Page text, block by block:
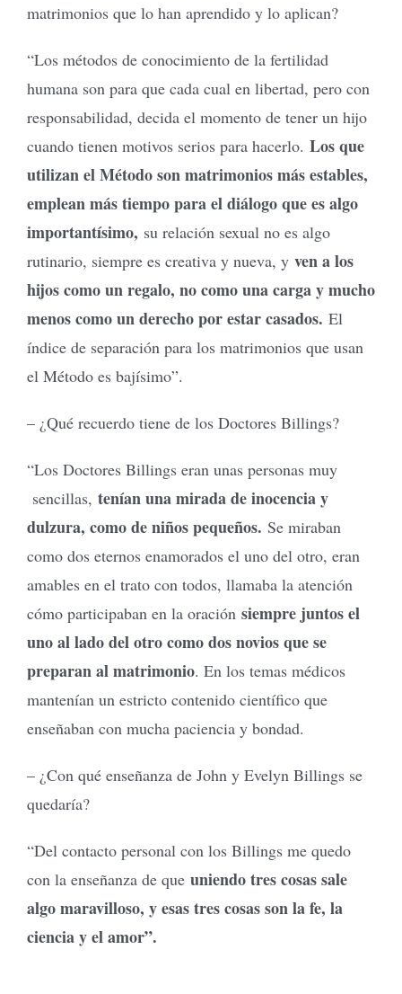
matrimonios que lo han aprendido y lo aplican?
“Los métodos de conocimiento de la fertilidad
humana son para que cada cual en libertad, pero con
responsabilidad, decida el momento de tener un hijo
cuando tienen motivos serios para hacerlo. Los que
utilizan el Método son matrimonios más estables,
emplean más tiempo para el diálogo que es algo
importantísimo, su relación sexual no es algo
rutinario, siempre es creativa y nueva, y ven a los
hijos como un regalo, no como una carga y mucho
menos como un derecho por estar casados. El
índice de separación para los matrimonios que usan
el Método es bajísimo”.
– ¿Qué recuerdo tiene de los Doctores Billings?
“Los Doctores Billings eran unas personas muy
sencillas, tenían una mirada de inocencia y
dulzura, como de niños pequeños. Se miraban
como dos eternos enamorados el uno del otro, eran
amables en el trato con todos, llamaba la atención
cómo participaban en la oración siempre juntos el
uno al lado del otro como dos novios que se
preparan al matrimonio. En los temas médicos
mantenían un estricto contenido científico que
enseñaban con mucha paciencia y bondad.
– ¿Con qué enseñanza de John y Evelyn Billings se
quedaría?
“Del contacto personal con los Billings me quedo
con la enseñanza de que uniendo tres cosas sale
algo maravilloso, y esas tres cosas son la fe, la
ciencia y el amor”.